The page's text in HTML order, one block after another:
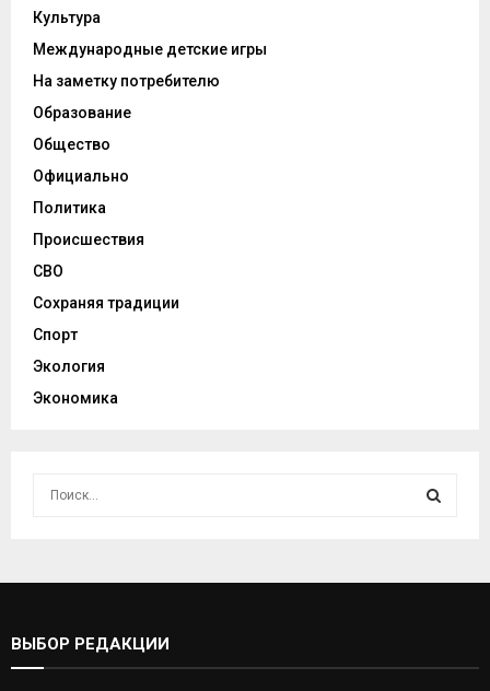
Культура
Международные детские игры
На заметку потребителю
Образование
Общество
Официально
Политика
Происшествия
СВО
Сохраняя традиции
Спорт
Экология
Экономика
С
А
ВЫБОР РЕДАКЦИИ